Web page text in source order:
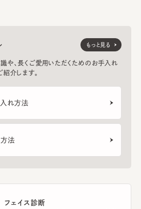
や、長くご愛用いただくためのお手入れ
介します。
れ方法
法
もっと見る
フェイス診断